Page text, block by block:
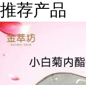
推荐产品